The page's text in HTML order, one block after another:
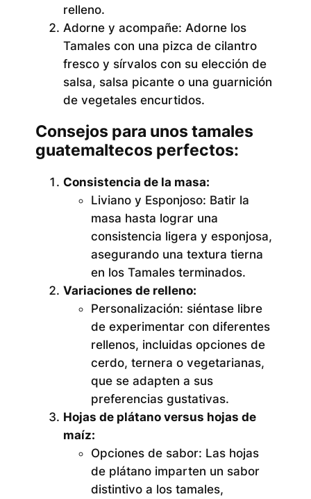
relleno.
Adorne y acompañe: Adorne los
Tamales con una pizca de cilantro
fresco y sírvalos con su elección de
salsa, salsa picante o una guarnición
de vegetales encurtidos.
Consejos para unos tamales
guatemaltecos perfectos:
Consistencia de la masa:
Liviano y Esponjoso: Batir la
masa hasta lograr una
consistencia ligera y esponjosa,
asegurando una textura tierna
en los Tamales terminados.
Variaciones de relleno:
Personalización: siéntase libre
de experimentar con diferentes
rellenos, incluidas opciones de
cerdo, ternera o vegetarianas,
que se adapten a sus
preferencias gustativas.
Hojas de plátano versus hojas de
maíz:
Opciones de sabor: Las hojas
de plátano imparten un sabor
distintivo a los tamales,